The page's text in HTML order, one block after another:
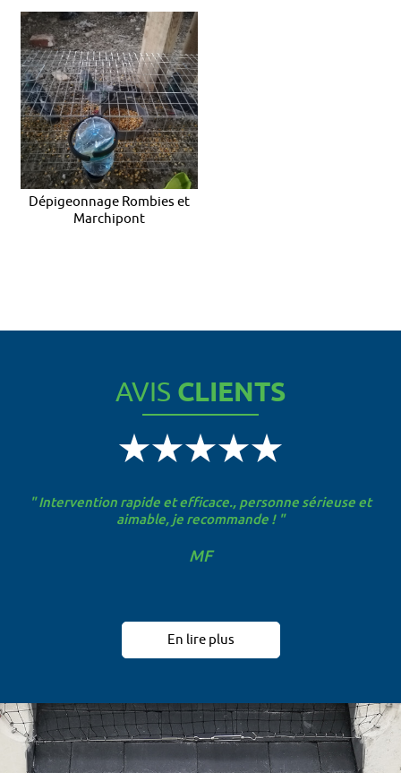
Dépigeonnage Rombies et
Marchipont
AVIS CLIENTS
" Intervention rapide et efficace., personne sérieuse et
aimable, je recommande ! "
MF
En lire plus